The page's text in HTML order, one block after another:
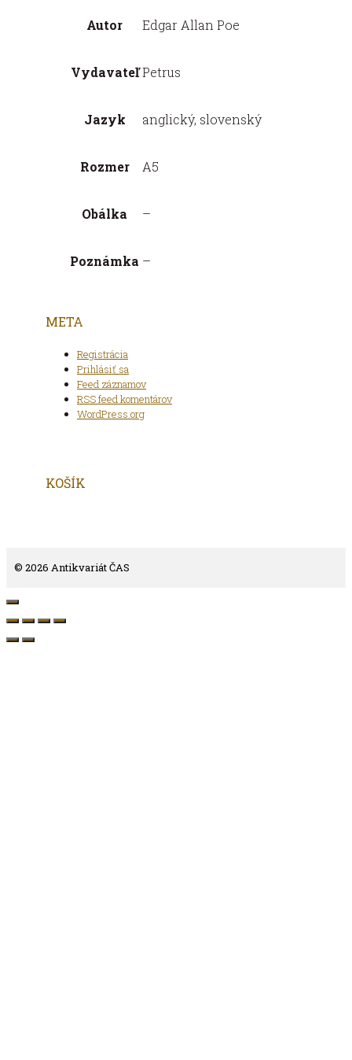
Autor Edgar Allan Poe
Vydavateľ Petrus
Jazyk anglický, slovenský
Rozmer A5
Obálka –
Poznámka –
META
Registrácia
Prihlásiť sa
Feed záznamov
RSS feed komentárov
WordPress.org
KOŠÍK
© 2026 Antikvariát ČAS
Close